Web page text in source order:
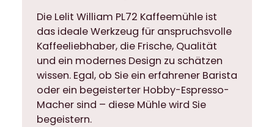
Die Lelit William PL72 Kaffeemühle ist
das ideale Werkzeug für anspruchsvolle
Kaffeeliebhaber, die Frische, Qualität
und ein modernes Design zu schätzen
wissen. Egal, ob Sie ein erfahrener Barista
oder ein begeisterter Hobby-Espresso-
Macher sind – diese Mühle wird Sie
begeistern.